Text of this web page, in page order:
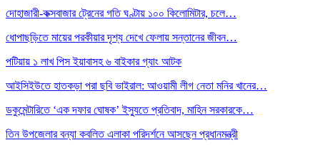
দোহাজারী-কক্সবাজার ট্রেনের গতি ঘণ্টায় ১০০ কিলোমিটার, চলে…
ধোপাছড়িতে মায়ের পরকীয়ার দৃশ্য দেখে ফেলায় সন্তানের জীবন…
পটিয়ায় ১ লাখ পিস ইয়াবাসহ ৬ বাইকার গ্যাং আটক
আইসিইউতে হাতকড়া পরা ছবি ভাইরাল: আওয়ামী লীগ নেতা মনির খানের…
ডকুমেন্টারিতে ‘এক দফার ঘোষক’ ইস্যুতে প্রতিবাদ, মাহিন সরকারকে…
তিন উপজেলার বন্যা কবলিত এলাকা পরিদর্শনে আসছেন প্রধানমন্ত্রী